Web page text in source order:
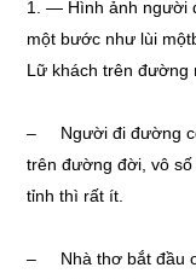
1. — Hình ảnh người
một bước như lùi
Lữ khách trên đường
– Người đi đường
trên đường đời, vô
tỉnh thì rất ít.
– Nhà thơ bắt đầu